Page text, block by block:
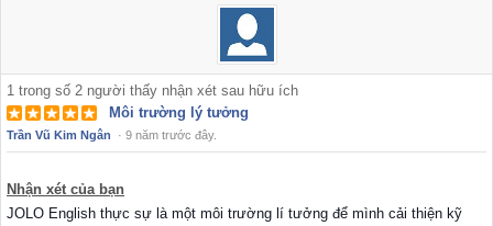
1 trong số 2 người thấy nhận xét sau hữu ích
Môi trường lý tưởng
Trần Vũ Kim Ngân · 9 năm trước đây.
Nhận xét của bạn
JOLO English thực sự là một môi trường lí tưởng để mình cải thiện kỹ